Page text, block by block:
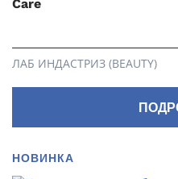
Care
ЛАБ ИНДАСТРИЗ (BEAUTY)
НОВИНКА